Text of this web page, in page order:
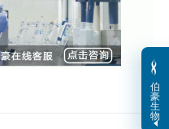
伯
豪
生
物